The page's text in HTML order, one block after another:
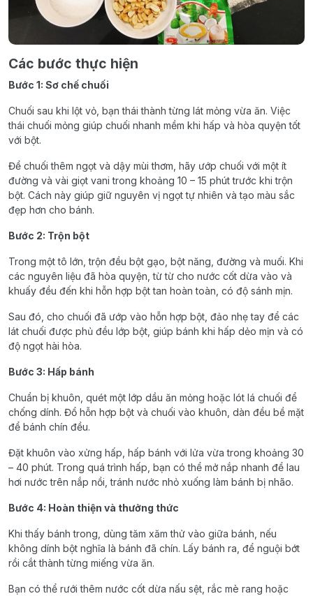
Các bước thực hiện
Bước 1: Sơ chế chuối
Chuối sau khi lột vỏ, bạn thái thành từng lát mỏng vừa ăn. Việc
thái chuối mỏng giúp chuối nhanh mềm khi hấp và hòa quyện tốt
với bột.
Để chuối thêm ngọt và dậy mùi thơm, hãy ướp chuối với một ít
đường và vài giọt vani trong khoảng 10 – 15 phút trước khi trộn
bột. Cách này giúp giữ nguyên vị ngọt tự nhiên và tạo màu sắc
đẹp hơn cho bánh.
Bước 2: Trộn bột
Trong một tô lớn, trộn đều bột gạo, bột năng, đường và muối. Khi
các nguyên liệu đã hòa quyện, từ từ cho nước cốt dừa vào và
khuấy đều đến khi hỗn hợp bột tan hoàn toàn, có độ sánh mịn.
Sau đó, cho chuối đã ướp vào hỗn hợp bột, đảo nhẹ tay để các
lát chuối được phủ đều lớp bột, giúp bánh khi hấp dẻo mịn và có
độ ngọt hài hòa.
Bước 3: Hấp bánh
Chuẩn bị khuôn, quét một lớp dầu ăn mỏng hoặc lót lá chuối để
chống dính. Đổ hỗn hợp bột và chuối vào khuôn, dàn đều bề mặt
để bánh chín đều.
Đặt khuôn vào xửng hấp, hấp bánh với lửa vừa trong khoảng 30
– 40 phút. Trong quá trình hấp, bạn có thể mở nắp nhanh để lau
hơi nước trên nắp nồi, tránh nước nhỏ xuống làm bánh bị nhão.
Bước 4: Hoàn thiện và thưởng thức
Khi thấy bánh trong, dùng tăm xăm thử vào giữa bánh, nếu
không dính bột nghĩa là bánh đã chín. Lấy bánh ra, để nguội bớt
rồi cắt thành từng miếng vừa ăn.
Bạn có thể rưới thêm nước cốt dừa nấu sệt, rắc mè rang hoặc